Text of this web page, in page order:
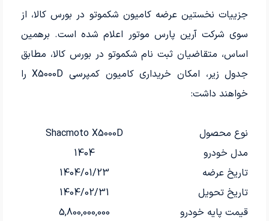
جزییات نخستین عرضه کامیون شکموتو در بورس کالا، از
سوی شرکت آرین پارس موتور اعلام شده است. برهمین
اساس، متقاضیان ثبت نام شکموتو در بورس کالا، مطابق
جدول زیر، امکان خریداری کامیون کمپرسی X5000D را
خواهند داشت:
نوع محصول
Shacmoto X5000D
مدل خودرو
1404
تاریخ عرضه
1404/01/23
تاریخ تحویل
1404/02/31
قیمت پایه خودرو
5,800,000,000